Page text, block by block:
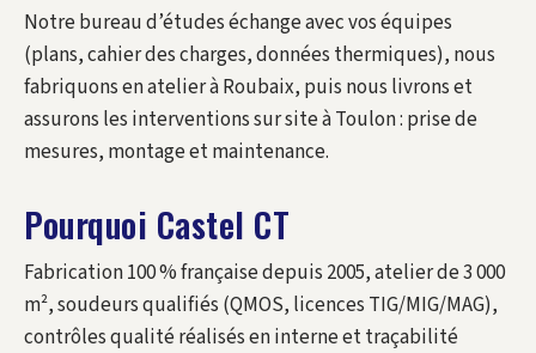
Notre bureau d’études échange avec vos équipes
(plans, cahier des charges, données thermiques), nous
fabriquons en atelier à Roubaix, puis nous livrons et
assurons les interventions sur site à Toulon : prise de
mesures, montage et maintenance.
Pourquoi Castel CT
Fabrication 100 % française depuis 2005, atelier de 3 000
m², soudeurs qualifiés (QMOS, licences TIG/MIG/MAG),
contrôles qualité réalisés en interne et traçabilité